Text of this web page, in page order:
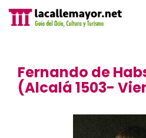
contenido
Fernando de
(Alcalá 1503-